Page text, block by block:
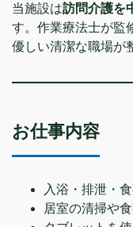
当施設は訪問介護を
す。作業療法士が監
優しい清潔な職場が
お仕事内容
入浴・排泄・
居室の清掃や